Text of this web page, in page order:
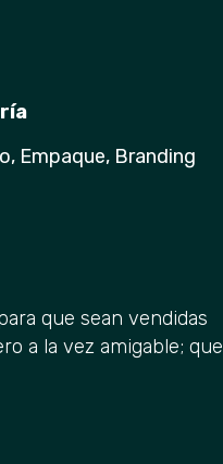
Empaque, Branding
que sean vendidas
a la vez amigable; que